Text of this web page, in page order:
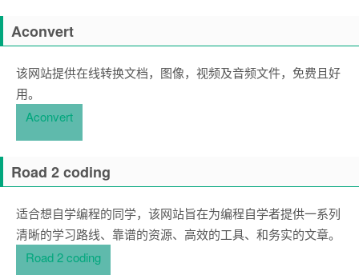
Aconvert
该网站提供在线转换文档，图像，视频及音频文件，免费且好
用。
Aconvert
Road 2 coding
适合想自学编程的同学，该网站旨在为编程自学者提供一系列
清晰的学习路线、靠谱的资源、高效的工具、和务实的文章。
Road 2 coding